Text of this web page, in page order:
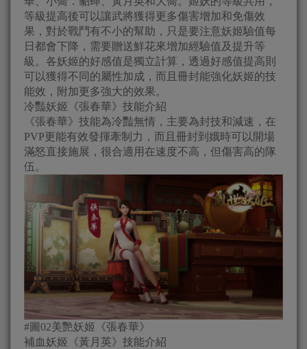
等級提高後可以讓武將獲得更多傷害增加和免傷效
果，對於戰鬥有不小的幫助，只是要注意妖姬驗值每
日都會下降，需要贈送鮮花來增加經驗值及提升等
級。各妖姬的好感值是獨立計算，透過好感值提高則
可以獲得不同的屬性加成，而且冊封能強化妖姬的技
能效，附加更多強大的效果。
冷豔妖姬《張春華》技能介紹
《張春華》技能為冷豔無情，主要為封技和減速，在
PVP更能有效發揮牽制力，而且冊封到娥時可以開場
滿怒直接施展，很合適用在速度不高，但傷害高的隊
伍。
#圖02美艷妖姬《張春華》
補血妖姬《黃月英》技能介紹